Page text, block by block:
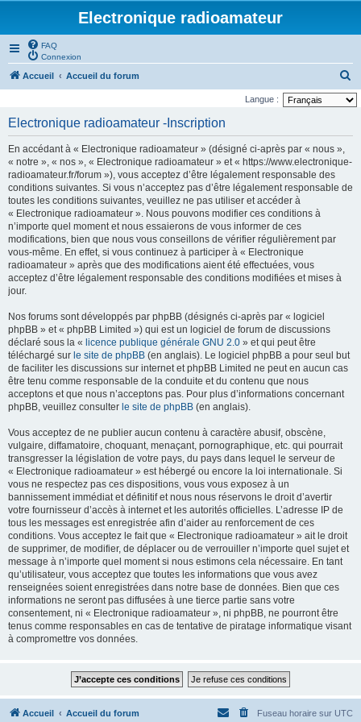
Electronique radioamateur
FAQ
Connexion
Accueil Accueil du forum
e
Langue :
Electronique radioamateur -Inscription
En accédant à « Electronique radioamateur » (désigné ci-après par « nous »,
« notre », « nos », « Electronique radioamateur » et « https://www.electronique-
radioamateur.fr/forum »), vous acceptez d’être légalement responsable des
conditions suivantes. Si vous n’acceptez pas d’être légalement responsable de
toutes les conditions suivantes, veuillez ne pas utiliser et accéder à
« Electronique radioamateur ». Nous pouvons modifier ces conditions à
n’importe quel moment et nous essaierons de vous informer de ces
modifications, bien que nous vous conseillons de vérifier régulièrement par
vous-même. En effet, si vous continuez à participer à « Electronique
radioamateur » après que des modifications aient été effectuées, vous
acceptez d’être légalement responsable des conditions modifiées et mises à
jour.
Nos forums sont développés par phpBB (désignés ci-après par « logiciel
phpBB » et « phpBB Limited ») qui est un logiciel de forum de discussions
déclaré sous la « licence publique générale GNU 2.0 » et qui peut être
téléchargé sur le site de phpBB (en anglais). Le logiciel phpBB a pour seul but
de faciliter les discussions sur internet et phpBB Limited ne peut en aucun cas
être tenu comme responsable de la conduite et du contenu que nous
acceptons et que nous n’acceptons pas. Pour plus d’informations concernant
phpBB, veuillez consulter le site de phpBB (en anglais).
Vous acceptez de ne publier aucun contenu à caractère abusif, obscène,
vulgaire, diffamatoire, choquant, menaçant, pornographique, etc. qui pourrait
transgresser la législation de votre pays, du pays dans lequel le serveur de
« Electronique radioamateur » est hébergé ou encore la loi internationale. Si
vous ne respectez pas ces dispositions, vous vous exposez à un
bannissement immédiat et définitif et nous nous réservons le droit d’avertir
votre fournisseur d’accès à internet et les autorités officielles. L’adresse IP de
tous les messages est enregistrée afin d’aider au renforcement de ces
conditions. Vous acceptez le fait que « Electronique radioamateur » ait le droit
de supprimer, de modifier, de déplacer ou de verrouiller n’importe quel sujet et
message à n’importe quel moment si nous estimons cela nécessaire. En tant
qu’utilisateur, vous acceptez que toutes les informations que vous avez
renseignées soient enregistrées dans notre base de données. Bien que ces
informations ne seront pas diffusées à une tierce partie sans votre
consentement, ni « Electronique radioamateur », ni phpBB, ne pourront être
tenus comme responsables en cas de tentative de piratage informatique visant
à compromettre vos données.
Accueil Accueil du forum Fuseau horaire sur UTC